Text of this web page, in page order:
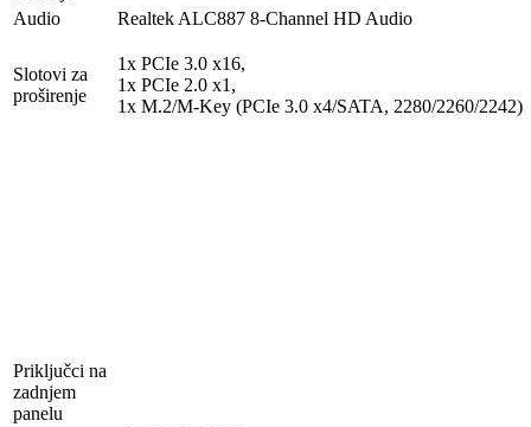
Audio
Realtek ALC887 8-Channel HD Audio
Slotovi za
proširenje
1x PCIe 3.0 x16,
1x PCIe 2.0 x1,
1x M.2/​M-Key (PCIe 3.0 x4/​SATA, 2280/​2260/​2242)
Priključci na
zadnjem
panelu